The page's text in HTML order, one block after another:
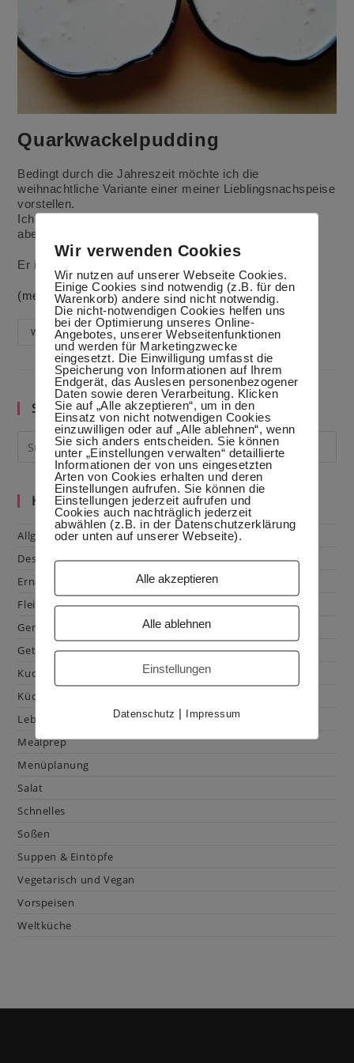
Quarkwackelpudding
Bedingt durch die Jahreszeit möchte ich die
weihnachtliche Variante einer meiner Lieblingsnachspeise
vorstellen.
Ich esse den Quarkwackelpudding eigentlich meistens
abends, wenn ich wieder verstärkt auf die Linie achte.
Er ist aber auch prima für Kinder geeignet.
(mehr …)
WeiterlesenQuarkwackelpudding
Suche im Blog
Kategorien
Allgemein
Dessert
Ernährung
Fleisch & Geflügel
Gemüse
Getränke
Kuchen & Gebäck
Küchenhacks
Lebensmittelkunde
Mealprep
Menüplanung
Salat
Schnelles
Soßen
Suppen & Eintöpfe
Vegetarisch und Vegan
Vorspeisen
Weltküche
Wir verwenden Cookies
Wir nutzen auf unserer Webseite Cookies.
Einige Cookies sind notwendig (z.B. für den
Warenkorb) andere sind nicht notwendig.
Die nicht-notwendigen Cookies helfen uns
bei der Optimierung unseres Online-
Angebotes, unserer Webseitenfunktionen
und werden für Marketingzwecke
eingesetzt. Die Einwilligung umfasst die
Speicherung von Informationen auf Ihrem
Endgerät, das Auslesen personenbezogener
Daten sowie deren Verarbeitung. Klicken
Sie auf „Alle akzeptieren“, um in den
Einsatz von nicht notwendigen Cookies
einzuwilligen oder auf „Alle ablehnen“, wenn
Sie sich anders entscheiden. Sie können
unter „Einstellungen verwalten“ detaillierte
Informationen der von uns eingesetzten
Arten von Cookies erhalten und deren
Einstellungen aufrufen. Sie können die
Einstellungen jederzeit aufrufen und
Cookies auch nachträglich jederzeit
abwählen (z.B. in der Datenschutzerklärung
oder unten auf unserer Webseite).
Alle akzeptieren
Alle ablehnen
Einstellungen
Datenschutz | Impressum